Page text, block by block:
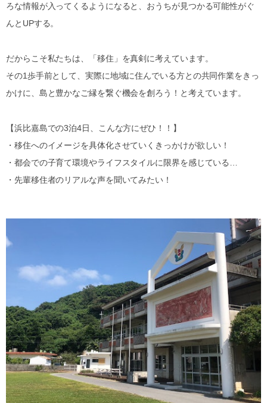
ろな情報が入ってくるようになると、おうちが見つかる可能性がぐ
んとUPする。
だからこそ私たちは、「移住」を真剣に考えています。
その1歩手前として、実際に地域に住んでいる方との共同作業をきっ
かけに、島と豊かなご縁を繋ぐ機会を創ろう！と考えています。
【浜比嘉島での3泊4日、こんな方にぜひ！！】
・移住へのイメージを具体化させていくきっかけが欲しい！
・都会での子育て環境やライフスタイルに限界を感じている…
・先輩移住者のリアルな声を聞いてみたい！